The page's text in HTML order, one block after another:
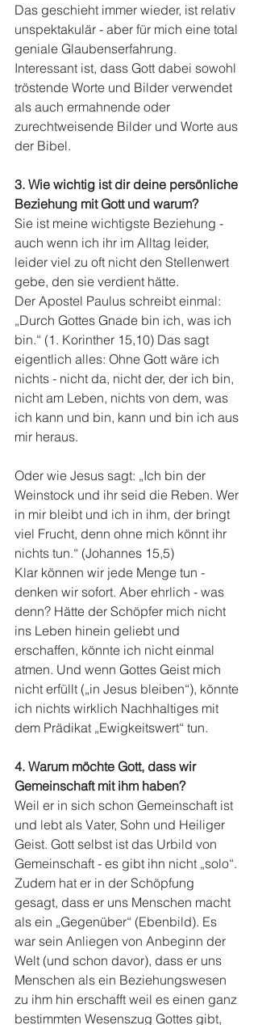
Das geschieht immer wieder, ist relativ
unspektakulär - aber für mich eine total
geniale Glaubenserfahrung.
Interessant ist, dass Gott dabei sowohl
tröstende Worte und Bilder verwendet
als auch ermahnende oder
zurechtweisende Bilder und Worte aus
der Bibel.
3. Wie wichtig ist dir deine persönliche
Beziehung mit Gott und warum?
Sie ist meine wichtigste Beziehung -
auch wenn ich ihr im Alltag leider,
leider viel zu oft nicht den Stellenwert
gebe, den sie verdient hätte.
Der Apostel Paulus schreibt einmal:
„Durch Gottes Gnade bin ich, was ich
bin.“ (1. Korinther 15,10) Das sagt
eigentlich alles: Ohne Gott wäre ich
nichts - nicht da, nicht der, der ich bin,
nicht am Leben, nichts von dem, was
ich kann und bin, kann und bin ich aus
mir heraus.
Oder wie Jesus sagt: „Ich bin der
Weinstock und ihr seid die Reben. Wer
in mir bleibt und ich in ihm, der bringt
viel Frucht, denn ohne mich könnt ihr
nichts tun.“ (Johannes 15,5)
Klar können wir jede Menge tun -
denken wir sofort. Aber ehrlich - was
denn? Hätte der Schöpfer mich nicht
ins Leben hinein geliebt und
erschaffen, könnte ich nicht einmal
atmen. Und wenn Gottes Geist mich
nicht erfüllt („in Jesus bleiben“), könnte
ich nichts wirklich Nachhaltiges mit
dem Prädikat „Ewigkeitswert“ tun.
4. Warum möchte Gott, dass wir
Gemeinschaft mit ihm haben?
Weil er in sich schon Gemeinschaft ist
und lebt als Vater, Sohn und Heiliger
Geist. Gott selbst ist das Urbild von
Gemeinschaft - es gibt ihn nicht „solo“.
Zudem hat er in der Schöpfung
gesagt, dass er uns Menschen macht
als ein „Gegenüber“ (Ebenbild). Es
war sein Anliegen von Anbeginn der
Welt (und schon davor), dass er uns
Menschen als ein Beziehungswesen
zu ihm hin erschafft weil es einen ganz
bestimmten Wesenszug Gottes gibt,